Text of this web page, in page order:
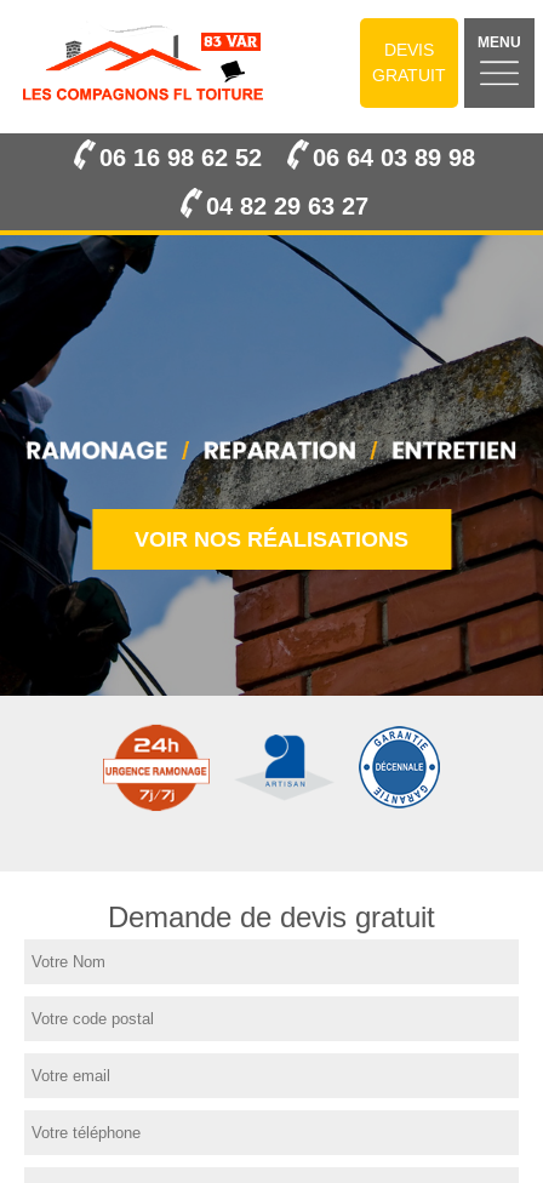
DEVIS
GRATUIT
MENU
06 16 98 62 52
06 64 03 89 98
04 82 29 63 27
VOIR NOS RÉALISATIONS
Demande de devis gratuit